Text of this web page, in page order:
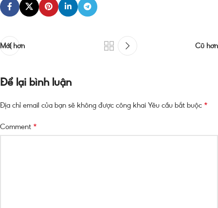
Mới hơn Cũ hơn
Để lại bình luận
Địa chỉ email của bạn sẽ không được công khai Yêu cầu bắt buộc *
Comment *